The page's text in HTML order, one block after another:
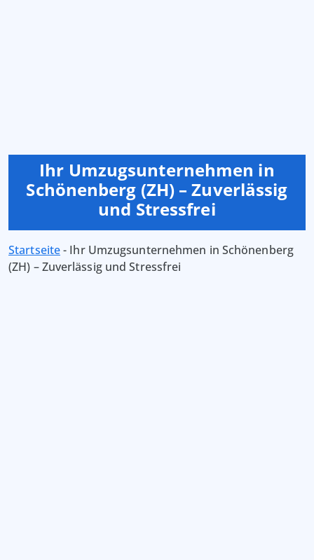
Ihr Umzugsunternehmen in
Schönenberg (ZH) – Zuverlässig
und Stressfrei
Startseite- Ihr Umzugsunternehmen in Schönenberg
(ZH) – Zuverlässig und Stressfrei